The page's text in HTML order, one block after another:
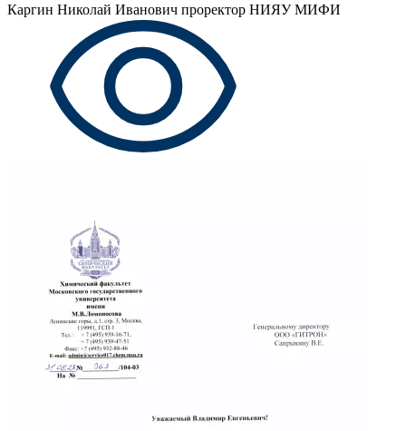
Каргин Николай Иванович проректор НИЯУ МИФИ